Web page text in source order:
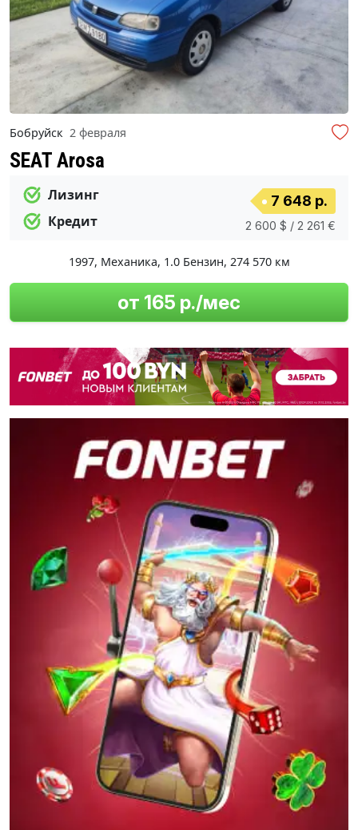
Бобруйск 2 февраля
SEAT Arosa
Лизинг
Кредит
7 648 р.
2 600 $ / 2 261 €
1997, Механика, 1.0 Бензин, 274 570 км
от 165 р./мес